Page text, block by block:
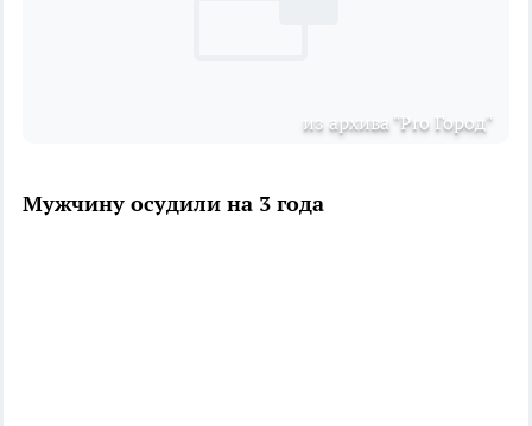
из архива "Pro Город"
Мужчину осудили на 3 года